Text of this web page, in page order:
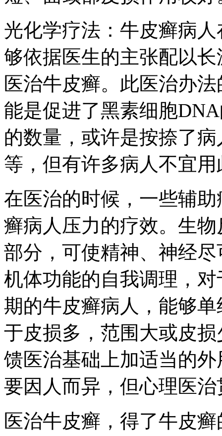
光化学疗法：牛皮癣病
够依据医生的主张配以
医治牛皮癣。此医治办
能是促进了黑素细胞
的数量，或许是按捺了
等，但有许多病人不宜
在医治的时候，一些辅
癣病人压力的疗效。生
部分，可使精神、神经
机体功能的自我调理，
期的牛皮癣病人，能够
于皮损多，范围大或皮
馈医治基础上加适当的
要因人而异，但心理医
医治牛皮癣，得了牛皮